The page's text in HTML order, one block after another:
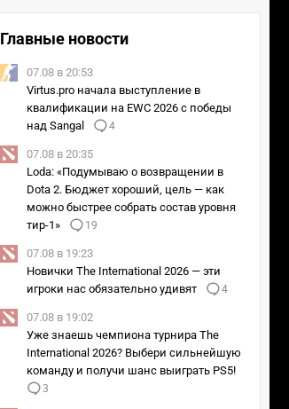
Главные новости
07.08 в 20:53
Virtus.pro начала выступление в
квалификации на EWC 2026 с победы
над Sangal
4
07.08 в 20:35
Loda: «Подумываю о возвращении в
Dota 2. Бюджет хороший, цель — как
можно быстрее собрать состав уровня
тир-1»
19
07.08 в 19:23
Новички The International 2026 — эти
игроки нас обязательно удивят
4
07.08 в 19:02
Уже знаешь чемпиона турнира The
International 2026? Выбери сильнейшую
команду и получи шанс выиграть PS5!
3